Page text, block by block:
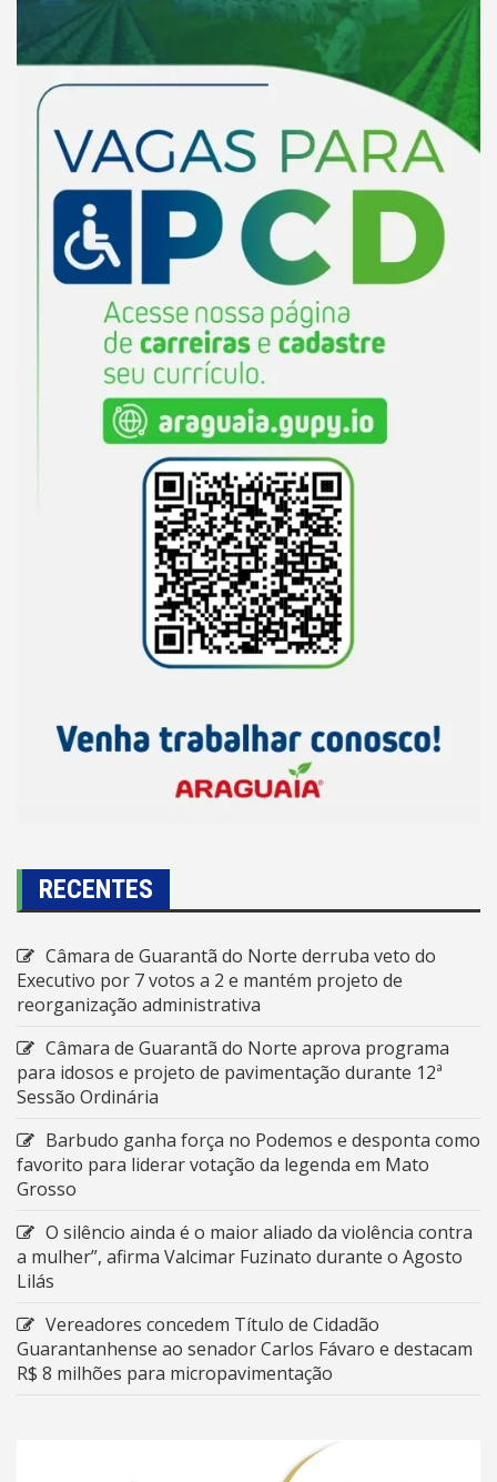
RECENTES
Câmara de Guarantã do Norte derruba veto do
Executivo por 7 votos a 2 e mantém projeto de
reorganização administrativa
Câmara de Guarantã do Norte aprova programa
para idosos e projeto de pavimentação durante 12ª
Sessão Ordinária
Barbudo ganha força no Podemos e desponta como
favorito para liderar votação da legenda em Mato
Grosso
O silêncio ainda é o maior aliado da violência contra
a mulher”, afirma Valcimar Fuzinato durante o Agosto
Lilás
Vereadores concedem Título de Cidadão
Guarantanhense ao senador Carlos Fávaro e destacam
R$ 8 milhões para micropavimentação